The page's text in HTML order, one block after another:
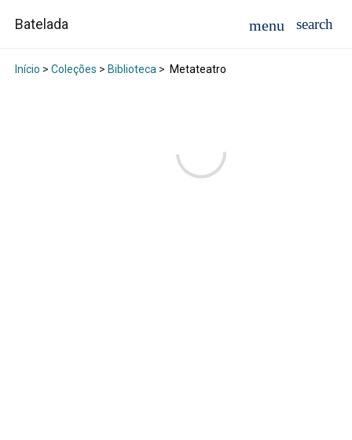
Batelada
Início > Coleções > Biblioteca> Metateatro